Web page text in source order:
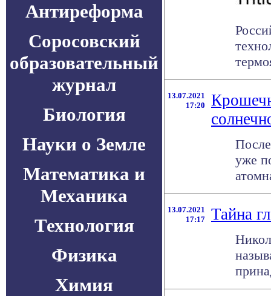
Антиреформа
Соросовский
образовательный
журнал
Биология
Науки о Земле
Математика и
Механика
Технология
Физика
Химия
13.07.2021
17:20
уже
13.07.2021
17:17
Тайна